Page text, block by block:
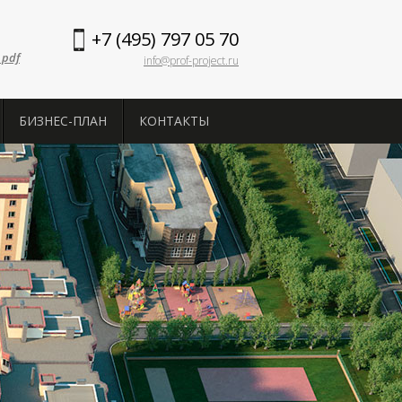
+7 (495) 797 05 70
info@prof-project.ru
БИЗНЕС-ПЛАН КОНТАКТЫ